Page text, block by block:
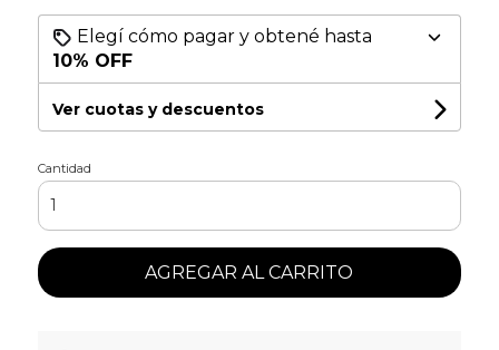
Elegí cómo pagar y obtené hasta
10% OFF
Ver cuotas y descuentos
Cantidad
AGREGAR AL CARRITO